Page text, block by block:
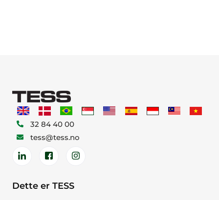
32 84 40 00
tess@tess.no
Dette er TESS